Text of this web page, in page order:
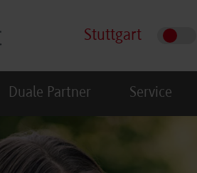
Stuttgart
Duale Partner Service